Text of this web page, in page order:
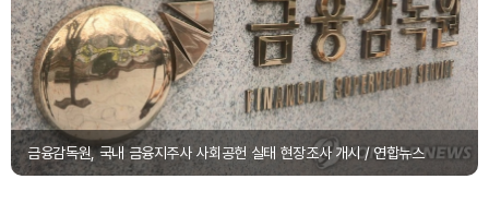
금융감독원, 국내 금융지주사 사회공헌 실태 현장조사 개시 / 연합뉴스